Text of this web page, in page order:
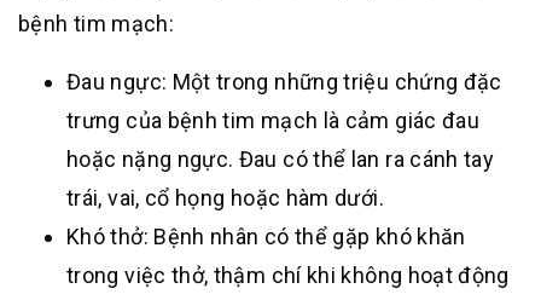
bệnh tim mạch:
Đau ngực: Một trong những triệu chứng đặc
trưng của bệnh tim mạch là cảm giác đau
hoặc nặng ngực. Đau có thể lan ra cánh tay
trái, vai, cổ họng hoặc hàm dưới.
Khó thở: Bệnh nhân có thể gặp khó khăn
trong việc thở, thậm chí khi không hoạt động